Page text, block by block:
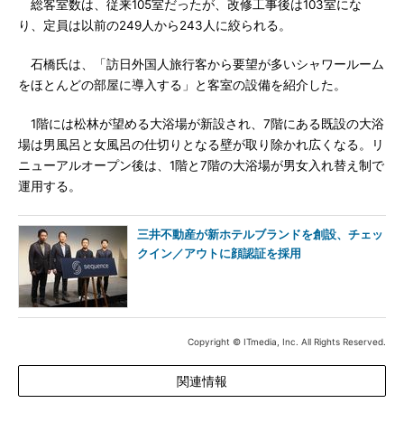
総客室数は、従来105室だったが、改修工事後は103室にな
り、定員は以前の249人から243人に絞られる。
石橋氏は、「訪日外国人旅行客から要望が多いシャワールーム
をほとんどの部屋に導入する」と客室の設備を紹介した。
1階には松林が望める大浴場が新設され、7階にある既設の大浴
場は男風呂と女風呂の仕切りとなる壁が取り除かれ広くなる。リ
ニューアルオープン後は、1階と7階の大浴場が男女入れ替え制で
運用する。
三井不動産が新ホテルブランドを創設、チェッ
クイン／アウトに顔認証を採用
Copyright © ITmedia, Inc. All Rights Reserved.
関連情報